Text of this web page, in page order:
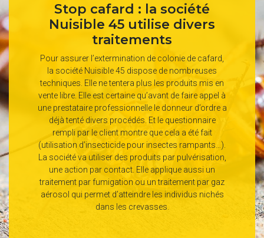
Stop cafard : la société
Nuisible 45 utilise divers
traitements
Pour assurer l’extermination de colonie de cafard,
la société Nuisible 45 dispose de nombreuses
techniques. Elle ne tentera plus les produits mis en
vente libre. Elle est certaine qu’avant de faire appel à
une prestataire professionnelle le donneur d’ordre a
déjà tenté divers procédés. Et le questionnaire
rempli par le client montre que cela a été fait
(utilisation d’insecticide pour insectes rampants…).
La société va utiliser des produits par pulvérisation,
une action par contact. Elle applique aussi un
traitement par fumigation ou un traitement par gaz
aérosol qui permet d’atteindre les individus nichés
dans les crevasses.